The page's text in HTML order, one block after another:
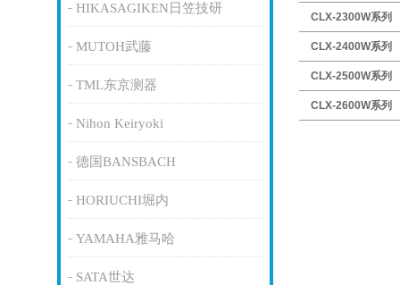
HIKASAGIKEN日笠技研
MUTOH武藤
TML东京测器
Nihon Keiryoki
德国BANSBACH
HORIUCHI堀内
YAMAHA雅马哈
SATA世达
CLX-2300W系列
CLX-2400W系列
CLX-2500W系列
CLX-2600W系列